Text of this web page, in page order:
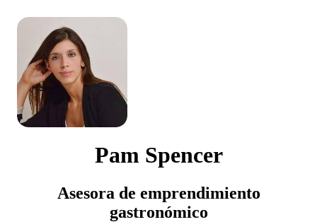
Pam Spencer
Asesora de emprendimiento
gastronómico